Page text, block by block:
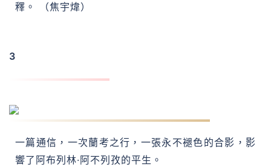
釋。 （焦宇煒）
3
一篇通信，一次蘭考之行，一張永不褪色的合影，影
響了阿布列林·阿不列孜的平生。